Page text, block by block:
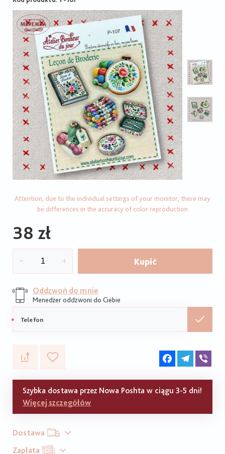
Attention, due to the individual settings of your monitor, there may
be differences in the accuracy of color reproduction
38 zł
Kupić
Oddzwoń do mnie
Menedżer oddzwoni do Ciebie
komórkowy
FacebookTelegram
Szybka dostawa przez Nowa Poshta w ciągu 3-5 dni!
Więcej szczegółów
Dostawa
Zapłata